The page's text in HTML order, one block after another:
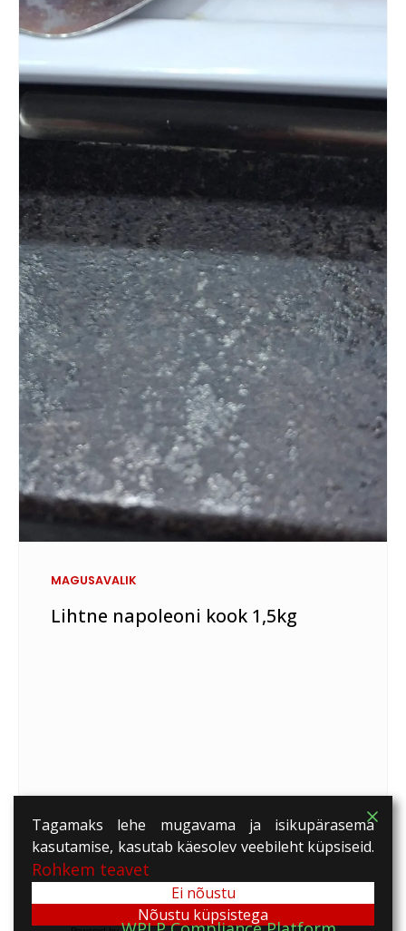
MAGUSAVALIK
Lihtne napoleoni kook 1,5kg
Tagamaks lehe mugavama ja isikupärasema
kasutamise, kasutab käesolev veebileht küpsiseid.
Rohkem teavet
Ei nõustu
Nõustu küpsistega